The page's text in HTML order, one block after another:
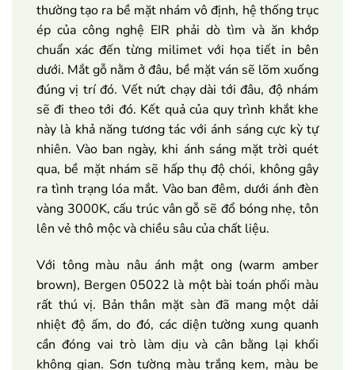
thường tạo ra bề mặt nhám vô định, hệ thống trục
ép của công nghệ EIR phải dò tìm và ăn khớp
chuẩn xác đến từng milimet với họa tiết in bên
dưới. Mắt gỗ nằm ở đâu, bề mặt ván sẽ lõm xuống
đúng vị trí đó. Vết nứt chạy dài tới đâu, độ nhám
sẽ đi theo tới đó. Kết quả của quy trình khắt khe
này là khả năng tương tác với ánh sáng cực kỳ tự
nhiên. Vào ban ngày, khi ánh sáng mặt trời quét
qua, bề mặt nhám sẽ hấp thụ độ chói, không gây
ra tình trạng lóa mắt. Vào ban đêm, dưới ánh đèn
vàng 3000K, cấu trúc vân gỗ sẽ đổ bóng nhẹ, tôn
lên vẻ thô mộc và chiều sâu của chất liệu.
Với tông màu nâu ánh mật ong (warm amber
brown), Bergen 05022 là một bài toán phối màu
rất thú vị. Bản thân mặt sàn đã mang một dải
nhiệt độ ấm, do đó, các diện tường xung quanh
cần đóng vai trò làm dịu và cân bằng lại khối
không gian. Sơn tường màu trắng kem, màu be